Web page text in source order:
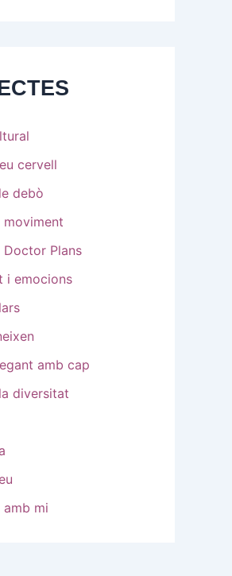
cervell
debò
moviment
Doctor Plans
i emocions
amb cap
diversitat
mi